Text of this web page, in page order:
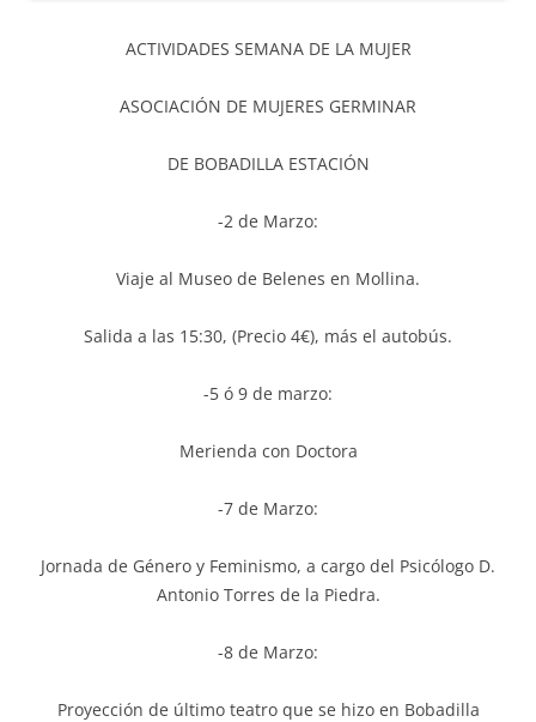
ACTIVIDADES SEMANA DE LA MUJER
ASOCIACIÓN DE MUJERES GERMINAR
DE BOBADILLA ESTACIÓN
-2 de Marzo:
Viaje al Museo de Belenes en Mollina.
Salida a las 15:30, (Precio 4€), más el autobús.
-5 ó 9 de marzo:
Merienda con Doctora
-7 de Marzo:
Jornada de Género y Feminismo, a cargo del Psicólogo D.
Antonio Torres de la Piedra.
-8 de Marzo:
Proyección de último teatro que se hizo en Bobadilla